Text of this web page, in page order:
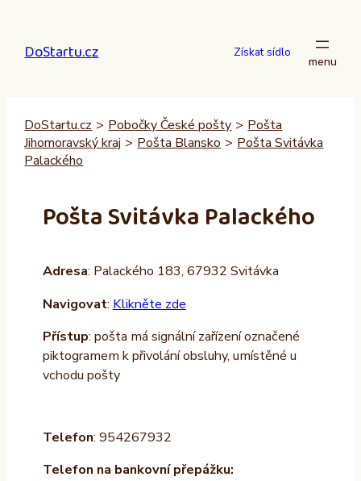
obsah
DoStartu.cz Získat sídlo
DoStartu.cz > Pobočky České pošty > Pošta
Jihomoravský kraj > Pošta Blansko > Pošta Svitávka
Palackého
Pošta Svitávka Palackého
Adresa: Palackého 183, 67932 Svitávka
Navigovat: Klikněte zde
Přístup: pošta má signální zařízení označené
piktogramem k přivolání obsluhy, umístěné u
vchodu pošty
Telefon: 954267932
Telefon na bankovní přepážku: